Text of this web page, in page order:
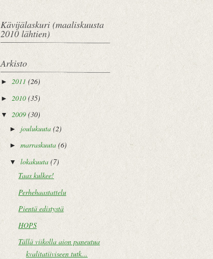
Kävijälaskuri (maaliskuusta
2010 lähtien)
Arkisto
► 2011 (26)
► 2010 (35)
▼ 2009 (30)
► joulukuuta (2)
► marraskuuta (6)
▼ lokakuuta (7)
Taas kulkee!
Perhehaastattelu
Pientä edistystä
HOPS
Tällä viikolla aion paneutua
kvalitatiiviseen tutk...